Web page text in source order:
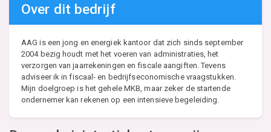
Over dit bedrijf
AAG is een jong en energiek kantoor dat zich sinds september
2004 bezig houdt met het voeren van administraties, het
verzorgen van jaarrekeningen en fiscale aangiften. Tevens
adviseer ik in fiscaal- en bedrijfseconomische vraagstukken.
Mijn doelgroep is het gehele MKB, maar zeker de startende
ondernemer kan rekenen op een intensieve begeleiding.